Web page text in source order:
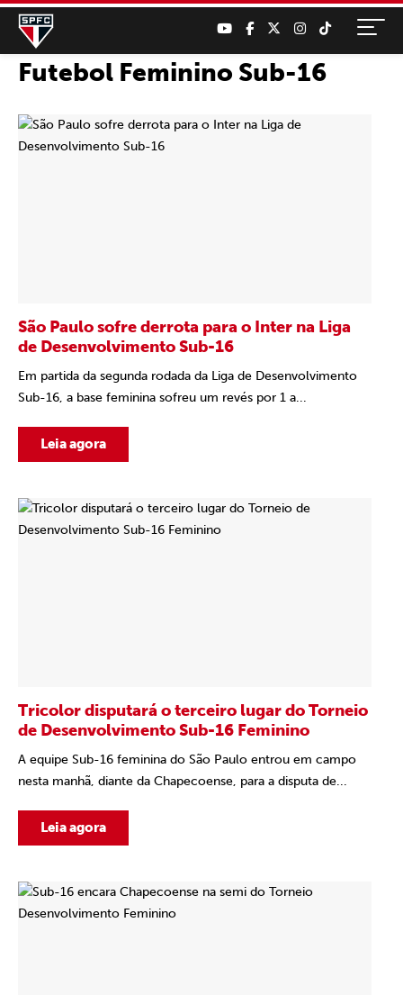
Futebol Feminino Sub-16
São Paulo sofre derrota para o Inter na Liga
de Desenvolvimento Sub-16
Em partida da segunda rodada da Liga de Desenvolvimento
Sub-16, a base feminina sofreu um revés por 1 a...
Leia agora
Tricolor disputará o terceiro lugar do Torneio
de Desenvolvimento Sub-16 Feminino
A equipe Sub-16 feminina do São Paulo entrou em campo
nesta manhã, diante da Chapecoense, para a disputa de...
Leia agora